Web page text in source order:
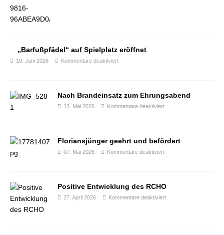
„Barfußpfädel“ auf Spielplatz eröffnet
10. Juni 2026 Kommentare deaktiviert
Nach Brandeinsatz zum Ehrungsabend
13. Mai 2026 Kommentare deaktiviert
Floriansjünger geehrt und befördert
07. Mai 2026 Kommentare deaktiviert
Positive Entwicklung des RCHO
27. April 2026 Kommentare deaktiviert